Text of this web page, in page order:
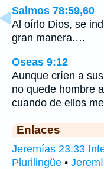
Salmos 78:59,60
Al oírlo Dios, se
gran manera.…
Oseas 9:12
Aunque críen a
no quede hombre
cuando de ellos
Enlaces
Jeremías 23:33
Plurilingüe •